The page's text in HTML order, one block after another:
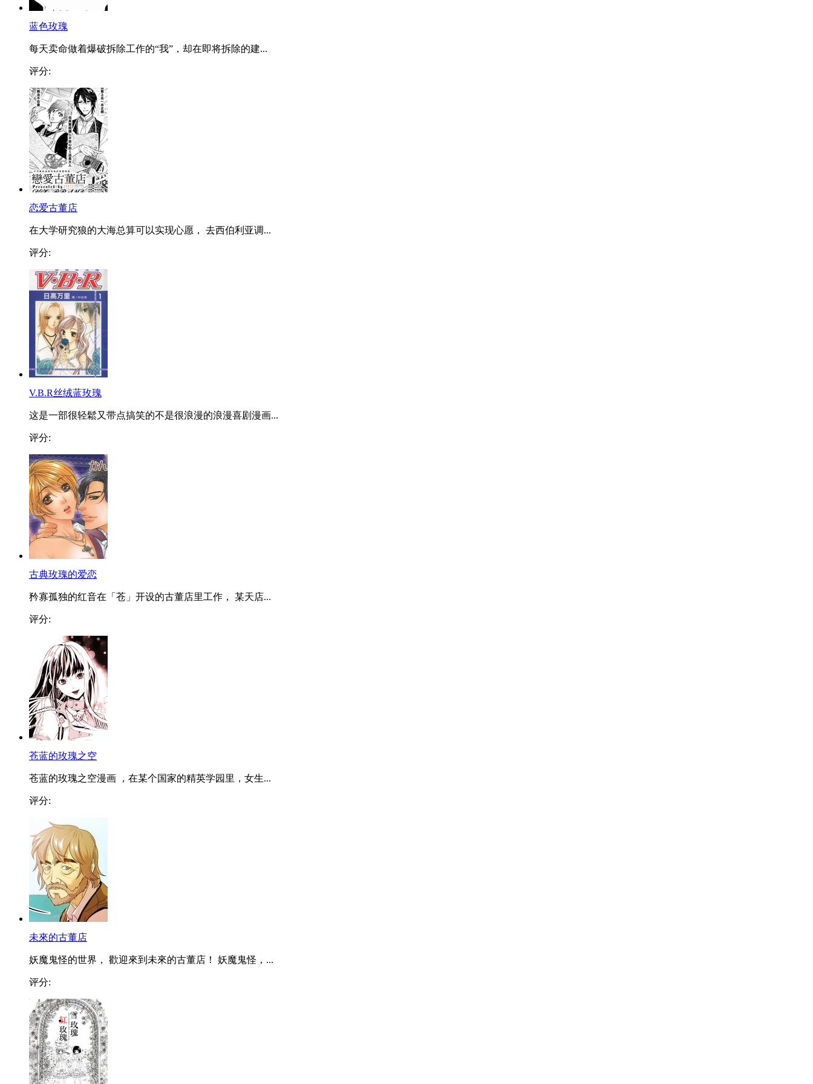
蓝色玫瑰
每天卖命做着爆破拆除工作的“我”，却在即将拆除的建...
评分:
恋爱古董店
在大学研究狼的大海总算可以实现心愿， 去西伯利亚调...
评分:
V.B.R丝绒蓝玫瑰
这是一部很轻鬆又带点搞笑的不是很浪漫的浪漫喜剧漫画...
评分:
古典玫瑰的爱恋
矜寡孤独的红音在「苍」开设的古董店里工作， 某天店...
评分:
苍蓝的玫瑰之空
苍蓝的玫瑰之空漫画 ，在某个国家的精英学园里，女生...
评分:
未來的古董店
妖魔鬼怪的世界， 歡迎來到未來的古董店！ 妖魔鬼怪，...
评分: